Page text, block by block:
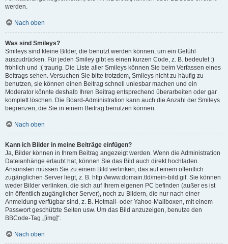
werden.
Nach oben
Was sind Smileys?
Smileys sind kleine Bilder, die benutzt werden können, um ein Gefühl
auszudrücken. Für jeden Smiley gibt es einen kurzen Code, z. B. bedeutet :)
fröhlich und :( traurig. Die Liste aller Smileys können Sie beim Verfassen eines
Beitrags sehen. Versuchen Sie bitte trotzdem, Smileys nicht zu häufig zu
benutzen, sie können einen Beitrag schnell unlesbar machen und ein
Moderator könnte deshalb Ihren Beitrag entsprechend überarbeiten oder gar
komplett löschen. Die Board-Administration kann auch die Anzahl der Smileys
begrenzen, die Sie in einem Beitrag benutzen können.
Nach oben
Kann ich Bilder in meine Beiträge einfügen?
Ja, Bilder können in Ihrem Beitrag angezeigt werden. Wenn die Administration
Dateianhänge erlaubt hat, können Sie das Bild auch direkt hochladen.
Ansonsten müssen Sie zu einem Bild verlinken, das auf einem öffentlich
zugänglichen Server liegt, z. B. http://www.domain.tld/mein-bild.gif. Sie können
weder Bilder verlinken, die sich auf Ihrem eigenen PC befinden (außer es ist
ein öffentlich zugänglicher Server), noch zu Bildern, die nur nach einer
Anmeldung verfügbar sind, z. B. Hotmail- oder Yahoo-Mailboxen, mit einem
Passwort geschützte Seiten usw. Um das Bild anzuzeigen, benutze den
BBCode-Tag „[img]“.
Nach oben